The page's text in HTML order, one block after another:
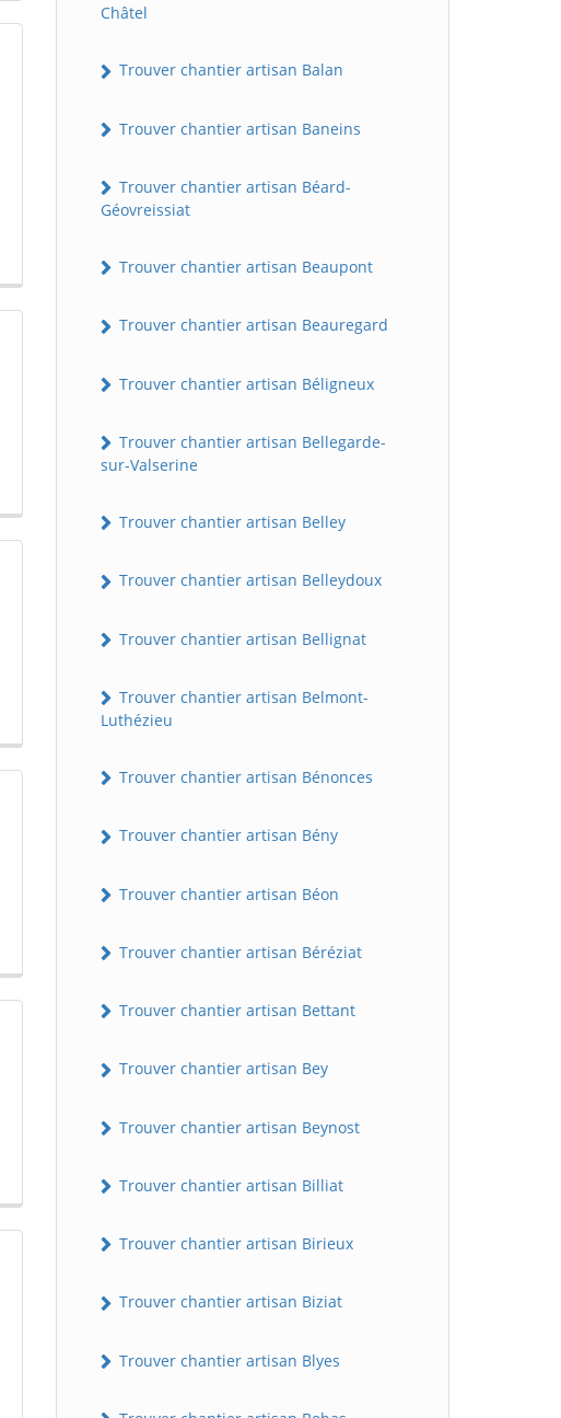
Châtel
Trouver chantier artisan Balan
Trouver chantier artisan Baneins
Trouver chantier artisan Béard-
Géovreissiat
Trouver chantier artisan Beaupont
Trouver chantier artisan Beauregard
Trouver chantier artisan Béligneux
Trouver chantier artisan Bellegarde-
sur-Valserine
Trouver chantier artisan Belley
Trouver chantier artisan Belleydoux
Trouver chantier artisan Bellignat
Trouver chantier artisan Belmont-
Luthézieu
Trouver chantier artisan Bénonces
Trouver chantier artisan Bény
Trouver chantier artisan Béon
Trouver chantier artisan Béréziat
Trouver chantier artisan Bettant
Trouver chantier artisan Bey
Trouver chantier artisan Beynost
Trouver chantier artisan Billiat
Trouver chantier artisan Birieux
Trouver chantier artisan Biziat
Trouver chantier artisan Blyes